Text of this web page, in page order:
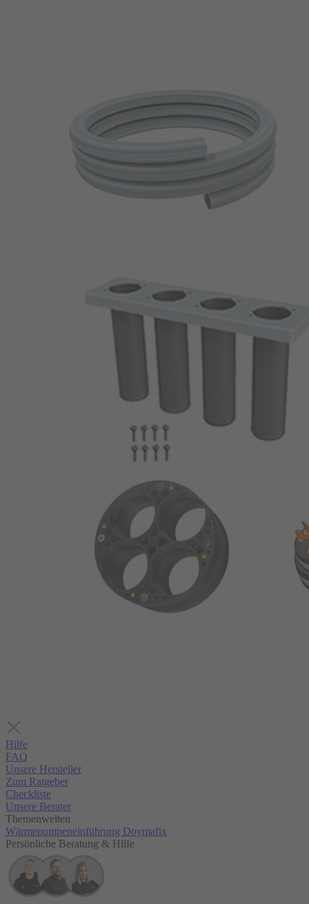
Hilfe
FAQ
Unsere Hersteller
Zum Ratgeber
Checkliste
Unsere Berater
Themenwelten
Wärmepumpeneinführung Doymafix
Persönliche Beratung & Hilfe